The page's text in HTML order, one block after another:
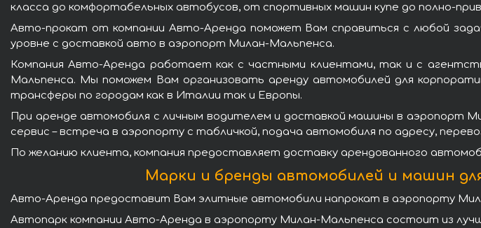
класса до комфортабельных автобусов, от спортивных машин купе до полно-
Авто-прокат от компании Авто-Аренда поможет Вам справиться с любой
уровне с доставкой авто в аэропорт Милан-Мальпенса.
Компания Авто-Аренда работает как с частными клиентами, так и с
Мальпенса. Мы поможем Вам организовать аренду автомобилей для
трансферы по городам как в Италии так и Европы.
При аренде автомобиля с личным водителем и доставкой машины в аэропорт
сервис – встреча в аэропорту с табличкой, подача автомобиля по адресу,
По желанию клиента, компания предоставляет доставку арендованного
Марки и бренды автомобилей и машин
Авто-Аренда предоставит Вам элитные автомобили напрокат в аэропорту
Автопарк компании Авто-Аренда в аэропорту Милан-Мальпенса состоит из